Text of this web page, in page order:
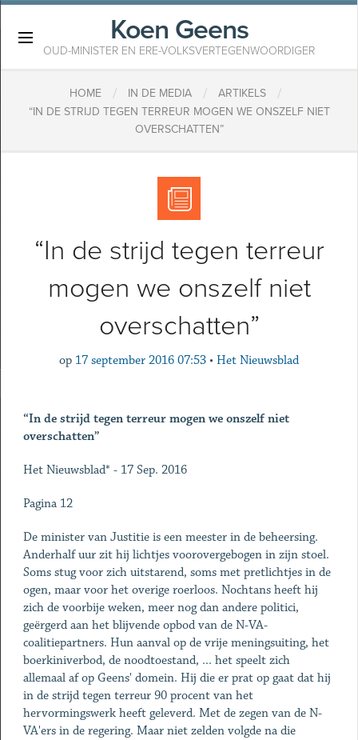
Koen Geens
OUD-MINISTER EN ERE-VOLKSVERTEGENWOORDIGER
HOME / IN DE MEDIA / ARTIKELS /
“IN DE STRIJD TEGEN TERREUR MOGEN WE ONSZELF NIET
OVERSCHATTEN”
“In de strijd tegen terreur
mogen we onszelf niet
overschatten”
op 17 september 2016 07:53 • Het Nieuwsblad
“In de strijd tegen terreur mogen we onszelf niet
overschatten”
Het Nieuwsblad* - 17 Sep. 2016
Pagina 12
De minister van Justitie is een meester in de beheersing.
Anderhalf uur zit hij lichtjes voorovergebogen in zijn stoel.
Soms stug voor zich uitstarend, soms met pretlichtjes in de
ogen, maar voor het overige roerloos. Nochtans heeft hij
zich de voorbije weken, meer nog dan andere politici,
geërgerd aan het blijvende opbod van de N-VA-
coalitiepartners. Hun aanval op de vrije meningsuiting, het
boerkiniverbod, de noodtoestand, ... het speelt zich
allemaal af op Geens' domein. Hij die er prat op gaat dat hij
in de strijd tegen terreur 90 procent van het
hervormingswerk heeft geleverd. Met de zegen van de N-
VA'ers in de regering. Maar niet zelden volgde na die